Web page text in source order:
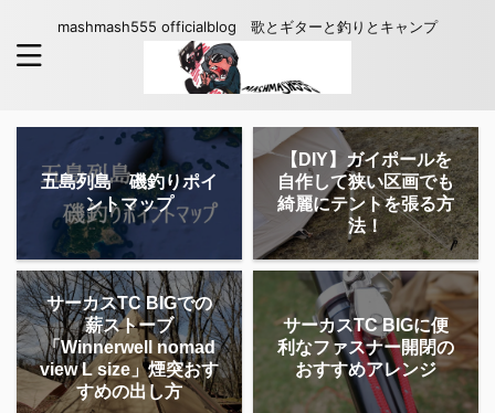
mashmash555 officialblog 歌とギターと釣りとキャンプ
五島列島 磯釣りポイ
ントマップ
【DIY】ガイポールを
自作して狭い区画でも
綺麗にテントを張る方
法！
サーカスTC BIGでの
薪ストーブ
「Winnerwell nomad
view L size」煙突おす
すめの出し方
サーカスTC BIGに便
利なファスナー開閉の
おすすめアレンジ